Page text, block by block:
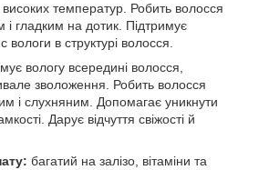
високих температур. Робить волосся
і гладким на дотик. Підтримує
в структурі волосся.
вологу всередині волосся,
зволоження. Робить волосся
і слухняним. Допомагає уникнути
Дарує відчуття свіжості й
багатий на залізо, вітаміни та